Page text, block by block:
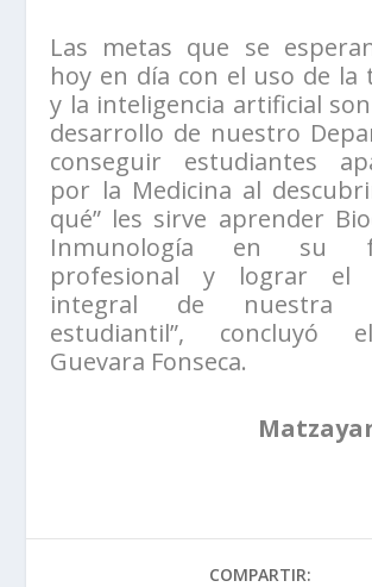
Las metas que se
hoy en día con el uso de la
y la inteligencia artificial
desarrollo de nuestro
conseguir estudiantes
por la Medicina al
qué” les sirve aprender
Inmunología en su
profesional y lograr el
integral de nuestra
estudiantil”, concluyó
Guevara Fonseca.
COMPARTIR: